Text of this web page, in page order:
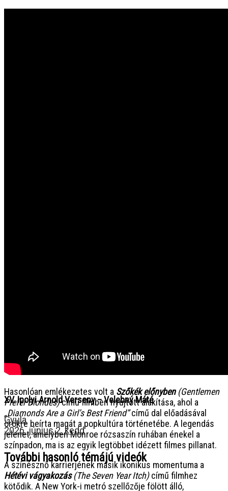
Hasonlóan emlékezetes volt a Szőkék előnyben(Gentlemen
Prefer Blondes)című filmben nyújtott alakítása, ahol a
„Diamonds Are a Girl’s Best Friend”című dal előadásával
örökre beírta magát a popkultúra történetébe. A legendás
jelenet, amelyben Monroe rózsaszín ruhában énekel a
színpadon, ma is az egyik legtöbbet idézett filmes pillanat.
A színésznő karrierjének másik ikonikus momentuma a
Hétévi vágyakozás(The Seven Year Itch)című filmhez
kötődik. A New York-i metró szellőzője fölött álló,
NEXT
XV. Ipolyi Arnold Verseny – Velebný Máté
Gyula
2026. június 2. kedd
További hasonló témájú videók